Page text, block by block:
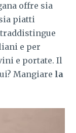
offre sia
piatti
e per
e portate. Il
Mangiare la